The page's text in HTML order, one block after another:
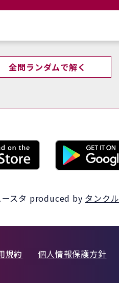
全問ランダムで解く
スタ produced by タンクル
規約 個人情報保護方針